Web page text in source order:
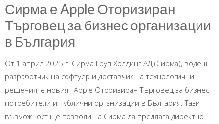
Сирма е Apple Оторизиран
Търговец за бизнес организации
в България
От 1 април 2025 г. Сирма Груп Холдинг АД (Сирма), водещ
разработчик на софтуер и доставчик на технологични
решения, е новият Apple Оторизиран Търговец за бизнес
потребители и публични организации в България. Тази
възможност ще позволи на Сирма да предлага директно